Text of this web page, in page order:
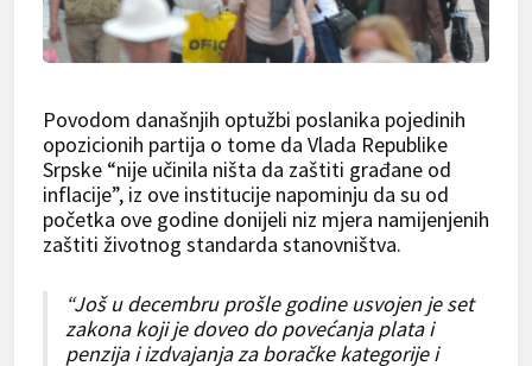
Povodom današnjih optužbi poslanika pojedinih
opozicionih partija o tome da Vlada Republike
Srpske “nije učinila ništa da zaštiti građane od
inflacije”, iz ove institucije napominju da su od
početka ove godine donijeli niz mjera namijenjenih
zaštiti životnog standarda stanovništva.
“Još u decembru prošle godine usvojen je set
zakona koji je doveo do povećanja plata i
penzija i izdvajanja za boračke kategorije i